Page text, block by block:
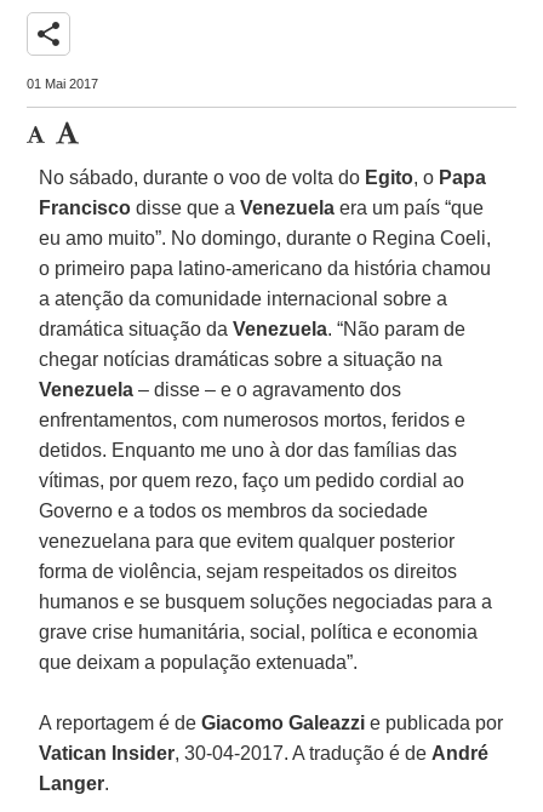
share
01 Mai 2017
No sábado, durante o voo de volta do Egito, o Papa
Francisco disse que aVenezuela era um país “que
eu amo muito”. No domingo, durante o Regina Coeli,
o primeiro papa latino-americano da história chamou
a atenção da comunidade internacional sobre a
dramática situação daVenezuela. “Não param de
chegar notícias dramáticas sobre a situação na
Venezuela – disse – e o agravamento dos
enfrentamentos, com numerosos mortos, feridos e
detidos. Enquanto me uno à dor das famílias das
vítimas, por quem rezo, faço um pedido cordial ao
Governo e a todos os membros da sociedade
venezuelana para que evitem qualquer posterior
forma de violência, sejam respeitados os direitos
humanos e se busquem soluções negociadas para a
grave crise humanitária, social, política e economia
que deixam a população extenuada”.
A reportagem é deGiacomo Galeazzi e publicada por
Vatican Insider, 30-04-2017. A tradução é de André
Langer.